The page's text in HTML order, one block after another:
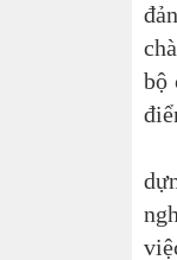
bộ